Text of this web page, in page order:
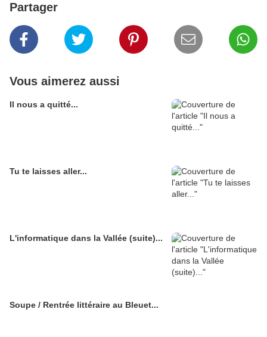
Partager
Vous aimerez aussi
Il nous a quitté...
Tu te laisses aller...
L'informatique dans la Vallée (suite)...
Soupe / Rentrée littéraire au Bleuet...